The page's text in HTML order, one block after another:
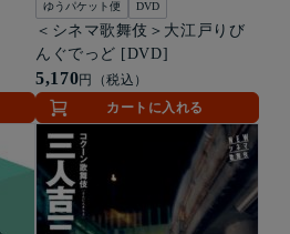
ゆうパケット便 DVD
＜シネマ歌舞伎＞大江戸りび
んぐでっど [DVD]
5,170円（税込）
カートに入れる